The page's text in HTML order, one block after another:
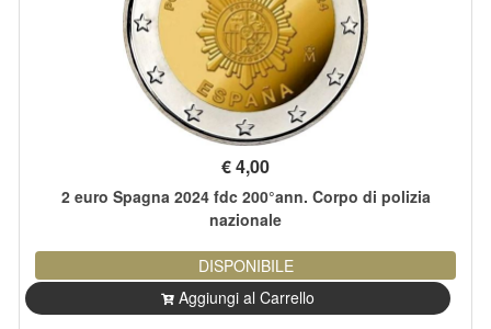
€4,00
2 euro Spagna 2024 fdc 200°ann. Corpo di polizia
nazionale
DISPONIBILE
Aggiungi al Carrello